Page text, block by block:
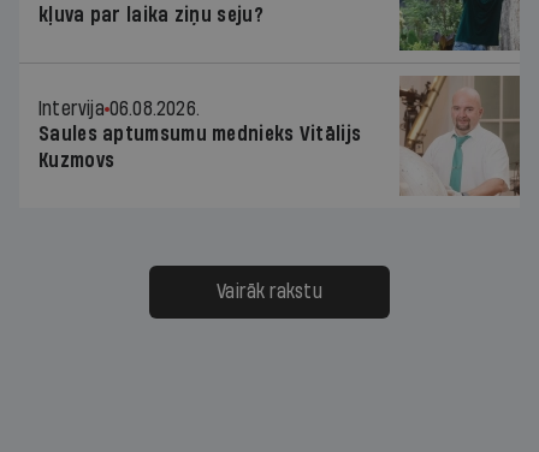
kļuva par laika ziņu seju?
Intervija 06.08.2026.
Saules aptumsumu mednieks Vitālijs
Kuzmovs
Vairāk rakstu